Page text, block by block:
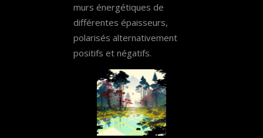
murs énergétiques de
différentes épaisseurs,
polarisés alternativement
positifs et négatifs.